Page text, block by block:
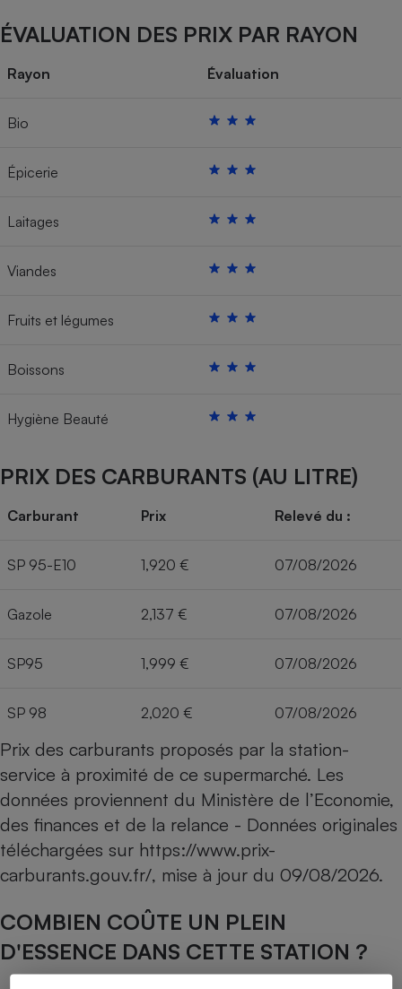
ÉVALUATION DES PRIX PAR RAYON
Rayon Évaluation
Bio
Épicerie
Laitages
Viandes
Fruits et légumes
Boissons
Hygiène Beauté
PRIX DES CARBURANTS (AU LITRE)
Carburant Prix Relevé du :
SP 95-E10 1,920 € 07/08/2026
Gazole 2,137 € 07/08/2026
SP95 1,999 € 07/08/2026
SP 98 2,020 € 07/08/2026
Prix des carburants proposés par la station-
service à proximité de ce supermarché. Les
données proviennent du Ministère de l’Economie,
des finances et de la relance - Données originales
téléchargées sur https://www.prix-
carburants.gouv.fr/, mise à jour du 09/08/2026.
COMBIEN COÛTE UN PLEIN
D'ESSENCE DANS CETTE STATION ?